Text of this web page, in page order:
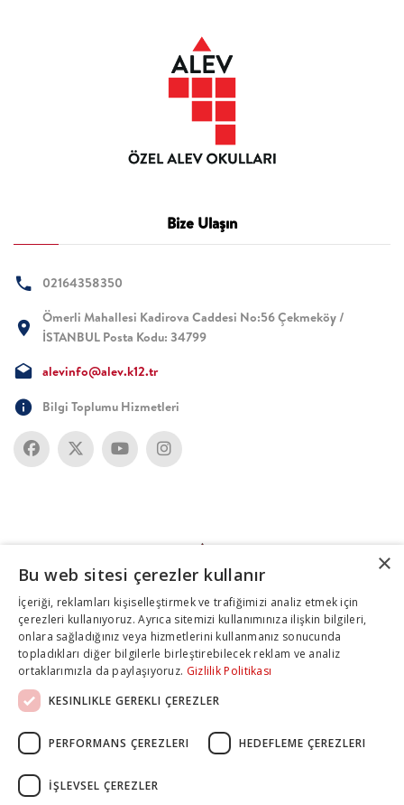
Bize Ulaşın
02164358350
Ömerli Mahallesi Kadirova Caddesi No:56 Çekmeköy /
İSTANBUL Posta Kodu: 34799
alevinfo@alev.k12.tr
Bilgi Toplumu Hizmetleri
×
Bu web sitesi çerezler kullanır
İçeriği, reklamları kişiselleştirmek ve trafiğimizi analiz etmek için
çerezleri kullanıyoruz. Ayrıca sitemizi kullanımınıza ilişkin bilgileri,
onlara sağladığınız veya hizmetlerini kullanmanız sonucunda
topladıkları diğer bilgilerle birleştirebilecek reklam ve analiz
ortaklarımızla da paylaşıyoruz. Gizlilik Politikası
KESINLIKLE GEREKLI ÇEREZLER
PERFORMANS ÇEREZLERI HEDEFLEME ÇEREZLERI
İŞLEVSEL ÇEREZLER